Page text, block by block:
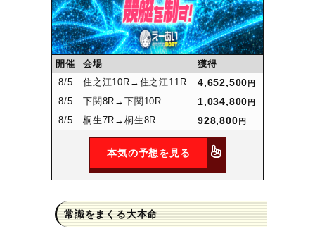
開催 会場
獲得
8/5 住之江10R →住之江11R 4,652,500 円
8/5 下関8R →下関10R 1,034,800 円
8/5 桐生7R →桐生8R 928,800 円
本気の予想を見る
常識をまくる大本命